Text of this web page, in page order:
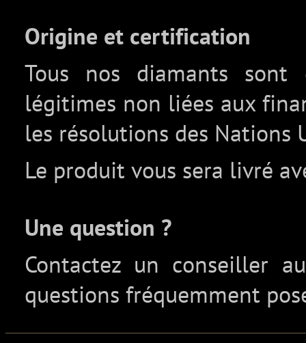
Origine et certification
Tous nos diamants
légitimes non liées aux
les résolutions des Nations
Le produit vous sera livré
Une question ?
Contactez un conseiller
questions fréquemment